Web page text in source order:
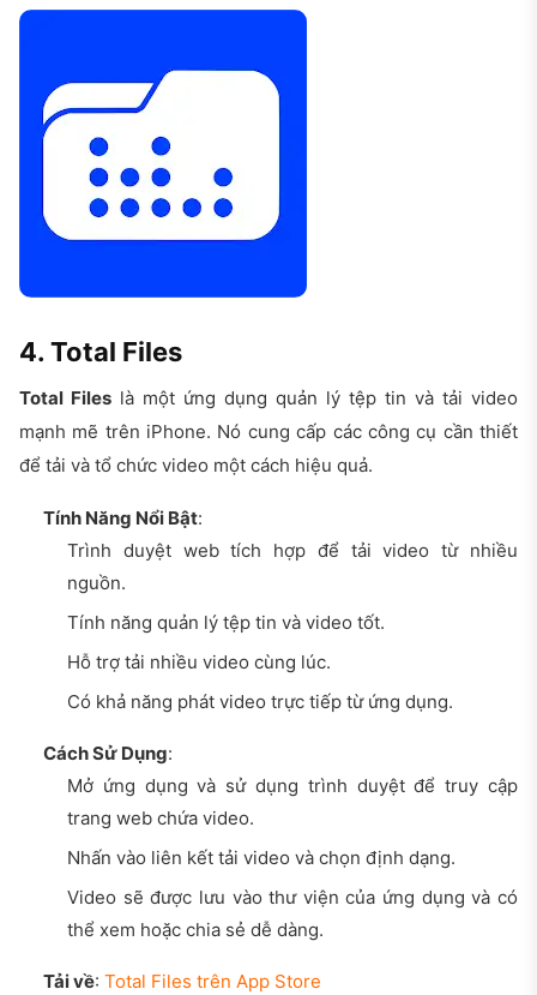
4. Total Files
Total Files là một ứng dụng quản lý tệp tin và tải video
mạnh mẽ trên iPhone. Nó cung cấp các công cụ cần thiết
để tải và tổ chức video một cách hiệu quả.
Tính Năng Nổi Bật:
Trình duyệt web tích hợp để tải video từ nhiều
nguồn.
Tính năng quản lý tệp tin và video tốt.
Hỗ trợ tải nhiều video cùng lúc.
Có khả năng phát video trực tiếp từ ứng dụng.
Cách Sử Dụng:
Mở ứng dụng và sử dụng trình duyệt để truy cập
trang web chứa video.
Nhấn vào liên kết tải video và chọn định dạng.
Video sẽ được lưu vào thư viện của ứng dụng và có
thể xem hoặc chia sẻ dễ dàng.
Tải về: Total Files trên App Store